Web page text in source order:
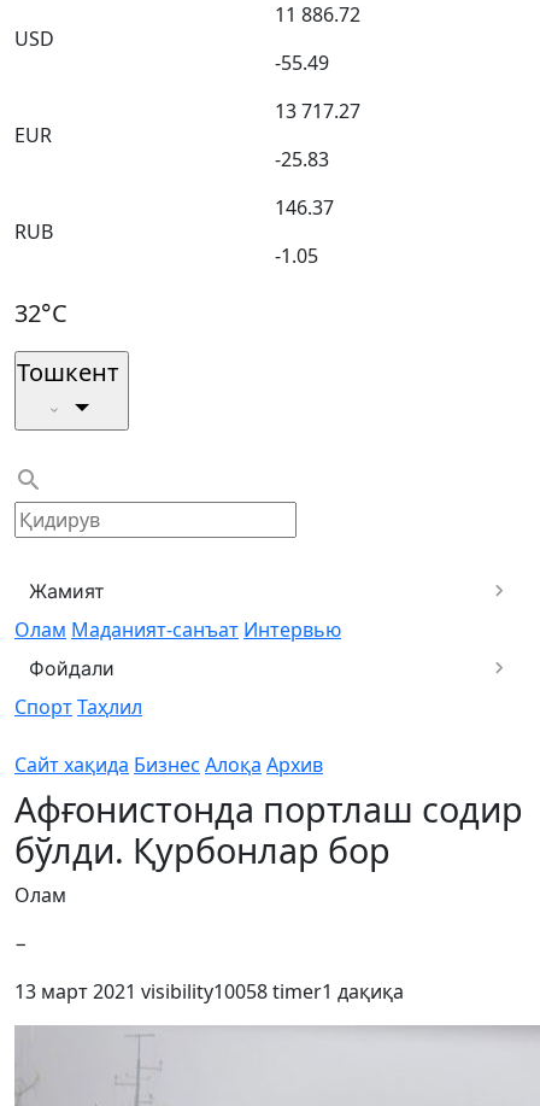
USD
11 886.72
-55.49
EUR
13 717.27
-25.83
RUB
146.37
-1.05
32°C
Тошкент
Жамият
Олам Маданият-санъат Интервью
Фойдали
СпортТаҳлил
Сайт хақида Бизнес Алоқа Архив
Афғонистонда портлаш содир
бўлди. Қурбонлар бор
Олам
−
13 март 2021 visibility10058timer1 дақиқа